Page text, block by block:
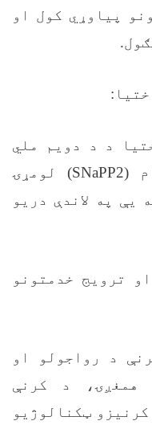
پیاوړي کول او
د د دويم ملي
(
SNaPP2) لومړۍ
يې په لاندې دریو
ترویج خدمتونو
د رواجولو او
همغږۍ، د کرنې
ټکنالوژیو